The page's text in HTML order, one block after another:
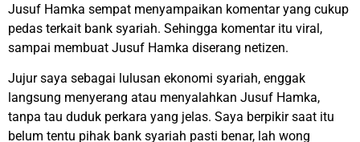
Jusuf Hamka sempat menyampaikan komentar yang cukup
pedas terkait bank syariah. Sehingga komentar itu viral,
sampai membuat Jusuf Hamka diserang netizen.
Jujur saya sebagai lulusan ekonomi syariah, enggak
langsung menyerang atau menyalahkan Jusuf Hamka,
tanpa tau duduk perkara yang jelas. Saya berpikir saat itu
belum tentu pihak bank syariah pasti benar, lah wong